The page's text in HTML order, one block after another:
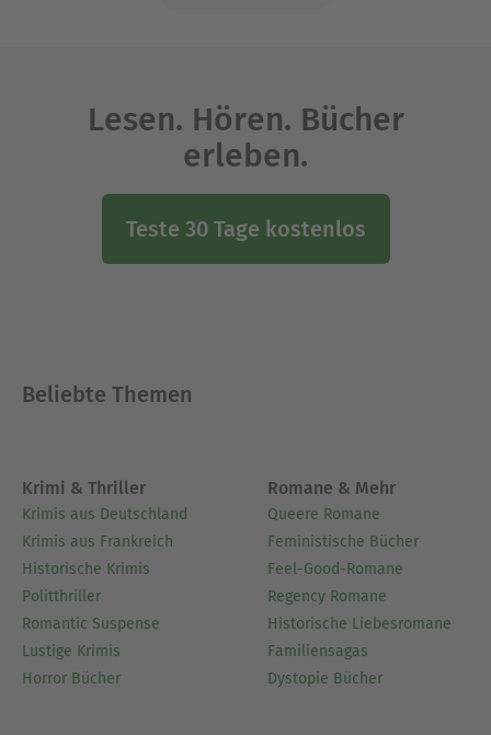
Lesen. Hören. Bücher
erleben.
Teste 30 Tage kostenlos
Beliebte Themen
Krimi & Thriller
Krimis aus Deutschland
Krimis aus Frankreich
Historische Krimis
Politthriller
Romantic Suspense
Lustige Krimis
Horror Bücher
Romane & Mehr
Queere Romane
Feministische Bücher
Feel-Good-Romane
Regency Romane
Historische Liebesromane
Familiensagas
Dystopie Bücher